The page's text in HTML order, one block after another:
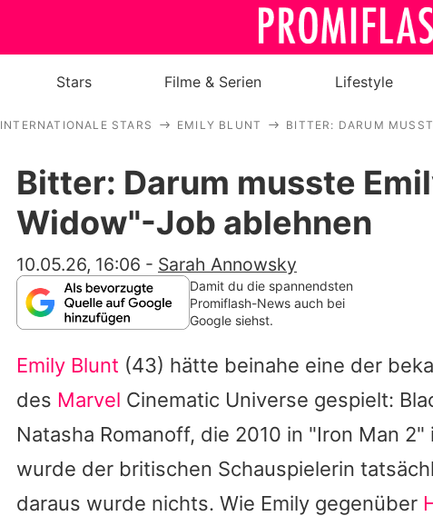
Royals
Stars
Familie & Liebe
App runterladen
Team
Stars Filme & Serien Lifestyle
INTERNATIONALE STARS EMILY BLUNT BITTER: DARUM
Bitter: Darum musste
Widow"-Job ablehnen
10.05.26, 16:06 - Sarah Annowsky
Damit du die spannendsten
Promiflash-News auch bei
Google siehst.
Emily Blunt (43) hätte beinahe eine der
des Marvel Cinematic Universe gespielt:
Natasha Romanoff, die 2010 in "Iron Man 2"
wurde der britischen Schauspielerin
daraus wurde nichts. Wie Emily gegenüber